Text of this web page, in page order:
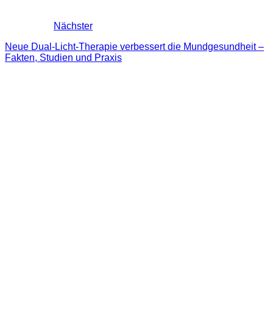
Nächster
Neue Dual-Licht-Therapie verbessert die Mundgesundheit –
Fakten, Studien und Praxis